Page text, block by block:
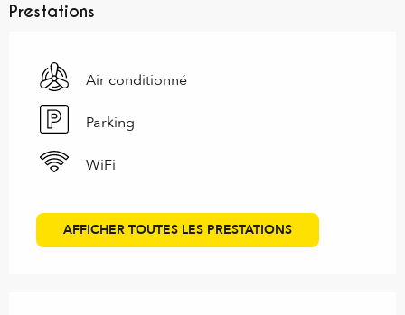
Prestations
Air conditionné
Parking
WiFi
AFFICHER TOUTES LES PRESTATIONS